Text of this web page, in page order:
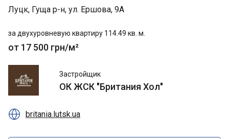
Луцк, Гуща р-н, ул. Ершова, 9А
за двухуровневую квартиру 114.49 кв. м.
от 17 500 грн/м²
ЖСК
"Британия
Хол"
Застройщик
ОК ЖСК "Британия Хол"
 britania.lutsk.ua